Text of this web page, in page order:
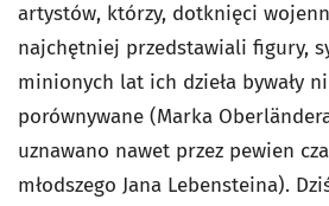
artystów, którzy, dotknięci
najchętniej przedstawiali figury,
minionych lat ich dzieła bywały
porównywane (Marka
uznawano nawet przez pewien
młodszego Jana Lebensteina).